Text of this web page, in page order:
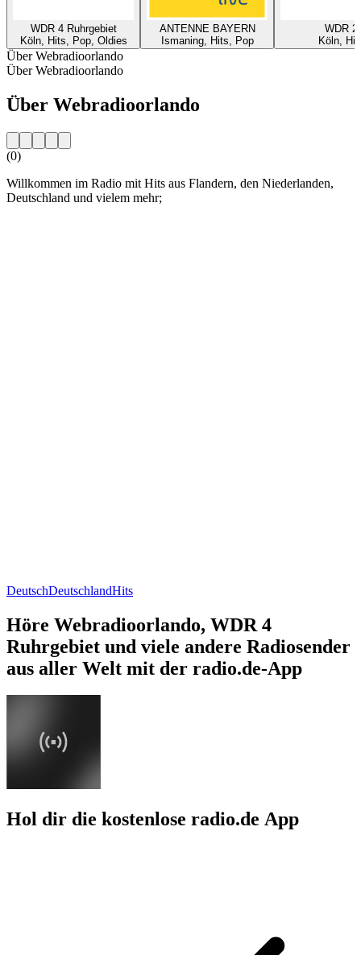
WDR 4 Ruhrgebiet
Köln, Hits, Pop, Oldies
ANTENNE BAYERN
Ismaning, Hits, Pop
WDR 2
Köln,
Über Webradioorlando
Über Webradioorlando
Über Webradioorlando
(0)
Willkommen im Radio mit Hits aus Flandern, den Niederlanden,
Deutschland und vielem mehr;
DeutschDeutschlandHits
Höre Webradioorlando, WDR 4
Ruhrgebiet und viele andere Radiosender
aus aller Welt mit der radio.de-App
Hol dir die kostenlose radio.de App